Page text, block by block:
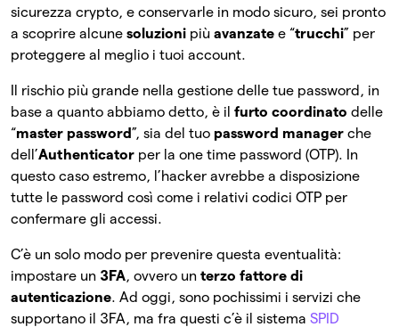
sicurezza crypto, e conservarle in modo sicuro, sei pronto
a scoprire alcune soluzioni più avanzate e “trucchi” per
proteggere al meglio i tuoi account.
Il rischio più grande nella gestione delle tue password, in
base a quanto abbiamo detto, è il furto coordinato delle
“master password”, sia del tuo password manager che
dell’Authenticator per la one time password (OTP). In
questo caso estremo, l’hacker avrebbe a disposizione
tutte le password così come i relativi codici OTP per
confermare gli accessi.
C’è un solo modo per prevenire questa eventualità:
impostare un 3FA, ovvero un terzo fattore di
autenticazione. Ad oggi, sono pochissimi i servizi che
supportano il 3FA, ma fra questi c’è il sistema SPID